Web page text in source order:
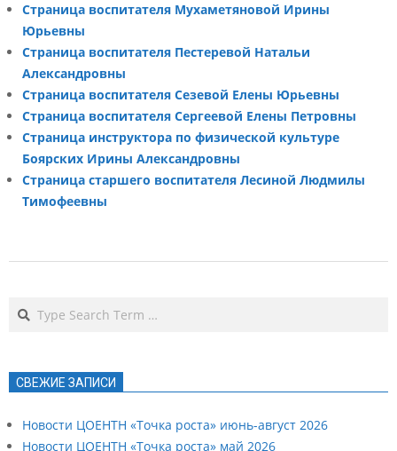
Страница воспитателя Мухаметяновой Ирины
Юрьевны
Страница воспитателя Пестеревой Натальи
Александровны
Страница воспитателя Сезевой Елены Юрьевны
Страница воспитателя Сергеевой Елены Петровны
Страница инструктора по физической культуре
Боярских Ирины Александровны
Страница старшего воспитателя Лесиной Людмилы
Тимофеевны
31
Search
СВЕЖИЕ ЗАПИСИ
Новости ЦОЕНТН «Точка роста» июнь-август 2026
Новости ЦОЕНТН «Точка роста» май 2026